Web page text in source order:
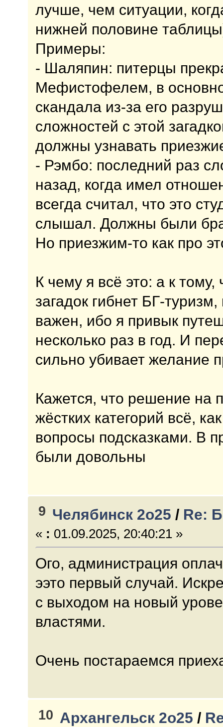
лучше, чем ситуации,
нижней половине
Примеры:
- Шаляпин: питерцы
Мефистофелем, в
скандала из-за его
сложностей с этой
должны узнавать
- Рэмбо: последний раз
назад, когда имел
всегда считал, что это
слышал. Должны были
Но приезжим-то как про
К чему я всё это: а к тому,
загадок гибнет БГ-
важен, ибо я привык
несколько раз в год. И
сильно убивает желание
Кажется, что решение на
жёстких категорий всё,
вопросы подсказками. В
были довольны
9 Челябинск 2о25 / Re:
« : 01.09.2025, 20:40:21 »
Ого, администрация
ээто первый случай.
с выходом на новый
властями.
Очень постараемся
10 Архангельск 2о25 /